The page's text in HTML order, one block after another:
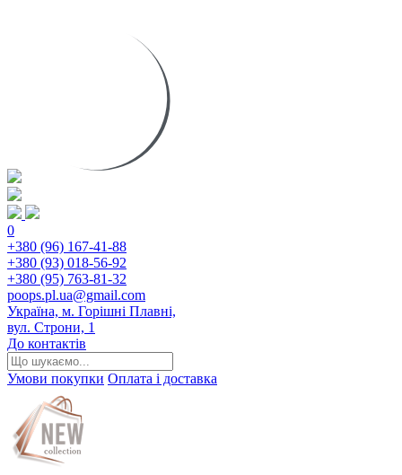
0
+380 (96) 167-41-88
+380 (93) 018-56-92
+380 (95) 763-81-32
poops.pl.ua@gmail.com
Україна, м. Горішні Плавні,
вул. Строни, 1
До контактів
Умови покупки Оплата і доставка